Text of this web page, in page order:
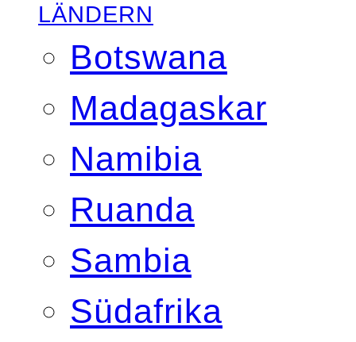
LÄNDERN
Botswana
Madagaskar
Namibia
Ruanda
Sambia
Südafrika